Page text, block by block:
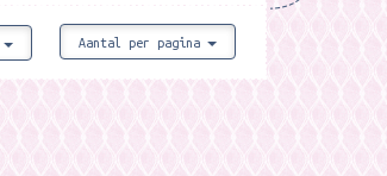
Aantal per pagina